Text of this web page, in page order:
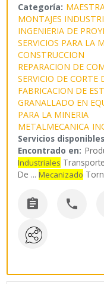
Categoría:
MONTAJES
INGENIERIA DE
SERVICIOS PARA LA
CONSTRUCCION
REPARACION DE
SERVICIO DE CORTE
FABRICACION DE
GRANALLADO EN
PARA LA MINERIA
METALMECANICA
Servicios
Encontrado en:
Industriales
De ...Mecanizado
 